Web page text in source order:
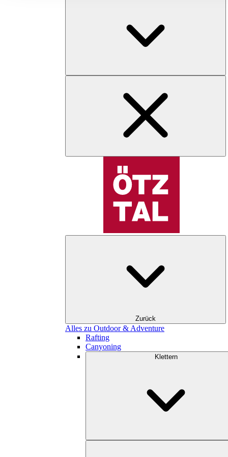
Zurück
Alles zu Outdoor & Adventure
Rafting
Canyoning
Klettern